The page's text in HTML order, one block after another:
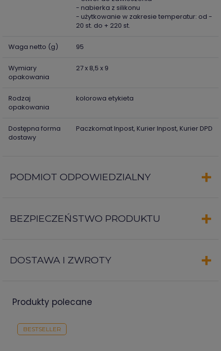
- nabierka z silikonu
- użytkowanie w zakresie temperatur: od -
20 st. do + 220 st.
Waga netto (g) 95
Wymiary
opakowania
27 x 8,5 x 9
Rodzaj
opakowania
kolorowa etykieta
Dostępna forma
dostawy
Paczkomat Inpost, Kurier Inpost, Kurier DPD
PODMIOT ODPOWIEDZIALNY
BEZPIECZEŃSTWO PRODUKTU
DOSTAWA I ZWROTY
produkty polecane
BESTSELLER